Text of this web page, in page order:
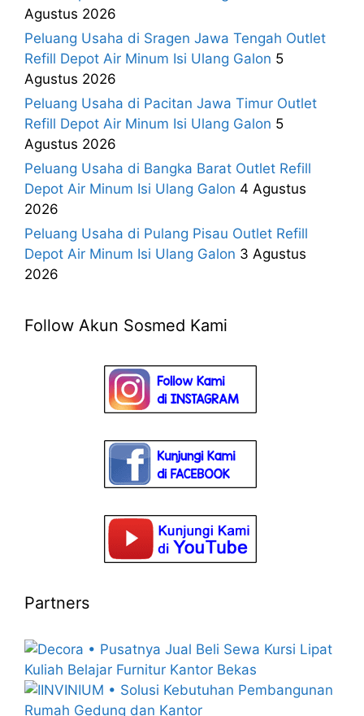
Agustus 2026
Peluang Usaha di Sragen Jawa Tengah Outlet
Refill Depot Air Minum Isi Ulang Galon 5
Agustus 2026
Peluang Usaha di Pacitan Jawa Timur Outlet
Refill Depot Air Minum Isi Ulang Galon 5
Agustus 2026
Peluang Usaha di Bangka Barat Outlet Refill
Depot Air Minum Isi Ulang Galon 4 Agustus
2026
Peluang Usaha di Pulang Pisau Outlet Refill
Depot Air Minum Isi Ulang Galon 3 Agustus
2026
Follow Akun Sosmed Kami
Partners